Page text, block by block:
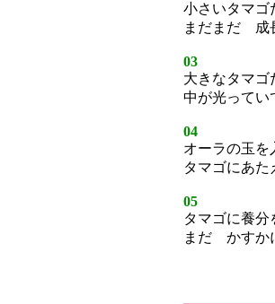
小さいタマゴ
まだまだ 成
03
大きなタマゴ
中が光って
04
オーラの玉
タマゴにあ
05
タマゴに養
まだ かす